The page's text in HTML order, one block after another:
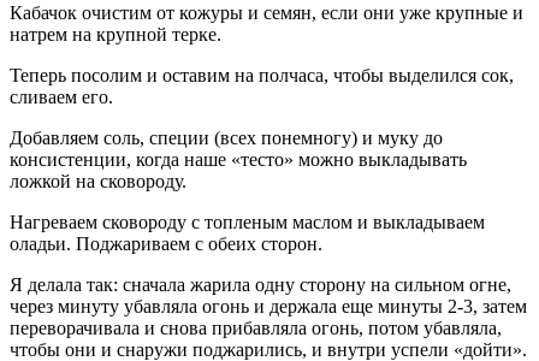
Кабачок очистим от кожуры и семян, если они уже крупные и
натрем на крупной терке.
Теперь посолим и оставим на полчаса, чтобы выделился сок,
сливаем его.
Добавляем соль, специи (всех понемногу) и муку до
консистенции, когда наше «тесто» можно выкладывать
ложкой на сковороду.
Нагреваем сковороду с топленым маслом и выкладываем
оладьи. Поджариваем с обеих сторон.
Я делала так: сначала жарила одну сторону на сильном огне,
через минуту убавляла огонь и держала еще минуты 2-3, затем
переворачивала и снова прибавляла огонь, потом убавляла,
чтобы они и снаружи поджарились, и внутри успели «дойти».